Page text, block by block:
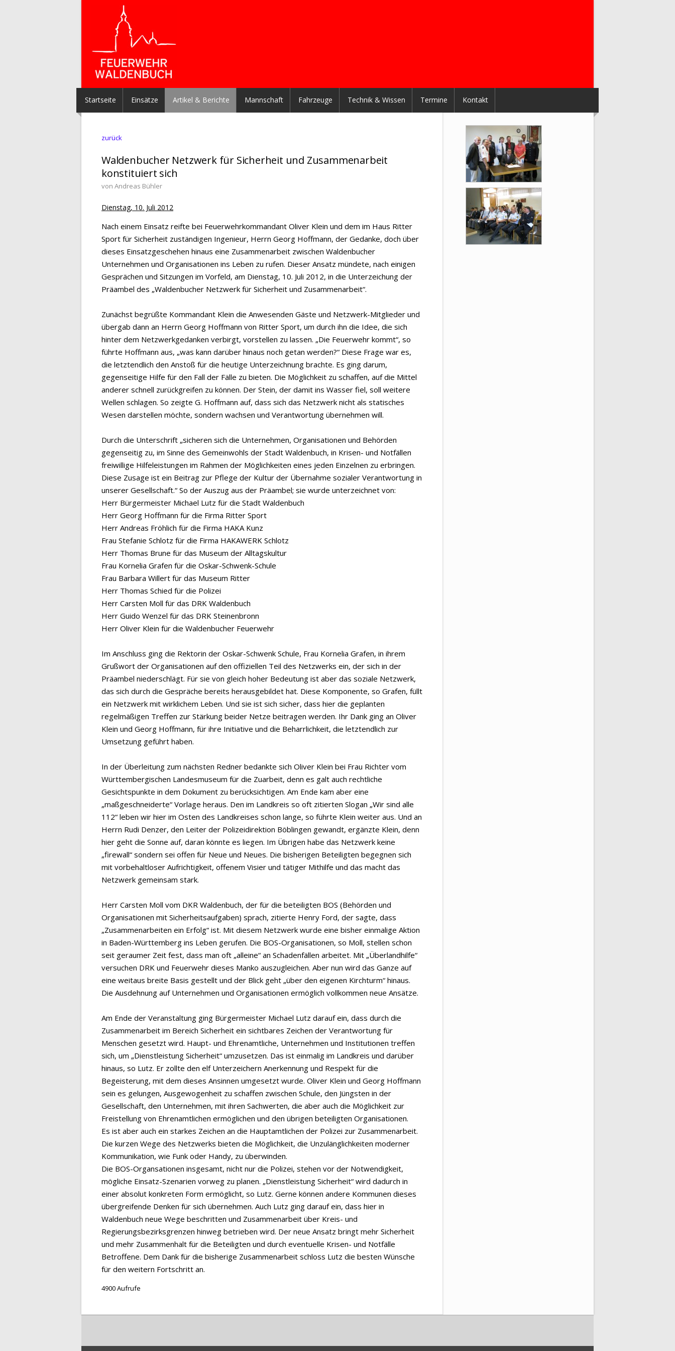
Startseite Einsätze Artikel & Berichte Mannschaft Fahrzeuge Technik & Wissen Termine Kontakt
zurück
Waldenbucher Netzwerk für Sicherheit und Zusammenarbeit
konstituiert sich
von Andreas Bühler
Dienstag, 10. Juli 2012
Nach einem Einsatz reifte bei Feuerwehrkommandant Oliver Klein und dem im Haus Ritter
Sport für Sicherheit zuständigen Ingenieur, Herrn Georg Hoffmann, der Gedanke, doch über
dieses Einsatzgeschehen hinaus eine Zusammenarbeit zwischen Waldenbucher
Unternehmen und Organisationen ins Leben zu rufen. Dieser Ansatz mündete, nach einigen
Gesprächen und Sitzungen im Vorfeld, am Dienstag, 10. Juli 2012, in die Unterzeichung der
Präambel des „Waldenbucher Netzwerk für Sicherheit und Zusammenarbeit“.
Zunächst begrüßte Kommandant Klein die Anwesenden Gäste und Netzwerk-Mitglieder und
übergab dann an Herrn Georg Hoffmann von Ritter Sport, um durch ihn die Idee, die sich
hinter dem Netzwerkgedanken verbirgt, vorstellen zu lassen. „Die Feuerwehr kommt“, so
führte Hoffmann aus, „was kann darüber hinaus noch getan werden?“ Diese Frage war es,
die letztendlich den Anstoß für die heutige Unterzeichnung brachte. Es ging darum,
gegenseitige Hilfe für den Fall der Fälle zu bieten. Die Möglichkeit zu schaffen, auf die Mittel
anderer schnell zurückgreifen zu können. Der Stein, der damit ins Wasser fiel, soll weitere
Wellen schlagen. So zeigte G. Hoffmann auf, dass sich das Netzwerk nicht als statisches
Wesen darstellen möchte, sondern wachsen und Verantwortung übernehmen will.
Durch die Unterschrift „sicheren sich die Unternehmen, Organisationen und Behörden
gegenseitig zu, im Sinne des Gemeinwohls der Stadt Waldenbuch, in Krisen- und Notfällen
freiwillige Hilfeleistungen im Rahmen der Möglichkeiten eines jeden Einzelnen zu erbringen.
Diese Zusage ist ein Beitrag zur Pflege der Kultur der Übernahme sozialer Verantwortung in
unserer Gesellschaft.“ So der Auszug aus der Präambel; sie wurde unterzeichnet von:
Herr Bürgermeister Michael Lutz für die Stadt Waldenbuch
Herr Georg Hoffmann für die Firma Ritter Sport
Herr Andreas Fröhlich für die Firma HAKA Kunz
Frau Stefanie Schlotz für die Firma HAKAWERK Schlotz
Herr Thomas Brune für das Museum der Alltagskultur
Frau Kornelia Grafen für die Oskar-Schwenk-Schule
Frau Barbara Willert für das Museum Ritter
Herr Thomas Schied für die Polizei
Herr Carsten Moll für das DRK Waldenbuch
Herr Guido Wenzel für das DRK Steinenbronn
Herr Oliver Klein für die Waldenbucher Feuerwehr
Im Anschluss ging die Rektorin der Oskar-Schwenk Schule, Frau Kornelia Grafen, in ihrem
Grußwort der Organisationen auf den offiziellen Teil des Netzwerks ein, der sich in der
Präambel niederschlägt. Für sie von gleich hoher Bedeutung ist aber das soziale Netzwerk,
das sich durch die Gespräche bereits herausgebildet hat. Diese Komponente, so Grafen, füllt
ein Netzwerk mit wirklichem Leben. Und sie ist sich sicher, dass hier die geplanten
regelmäßigen Treffen zur Stärkung beider Netze beitragen werden. Ihr Dank ging an Oliver
Klein und Georg Hoffmann, für ihre Initiative und die Beharrlichkeit, die letztendlich zur
Umsetzung geführt haben.
In der Überleitung zum nächsten Redner bedankte sich Oliver Klein bei Frau Richter vom
Württembergischen Landesmuseum für die Zuarbeit, denn es galt auch rechtliche
Gesichtspunkte in dem Dokument zu berücksichtigen. Am Ende kam aber eine
„maßgeschneiderte“ Vorlage heraus. Den im Landkreis so oft zitierten Slogan „Wir sind alle
112“ leben wir hier im Osten des Landkreises schon lange, so führte Klein weiter aus. Und an
Herrn Rudi Denzer, den Leiter der Polizeidirektion Böblingen gewandt, ergänzte Klein, denn
hier geht die Sonne auf, daran könnte es liegen. Im Übrigen habe das Netzwerk keine
„firewall“ sondern sei offen für Neue und Neues. Die bisherigen Beteiligten begegnen sich
mit vorbehaltloser Aufrichtigkeit, offenem Visier und tätiger Mithilfe und das macht das
Netzwerk gemeinsam stark.
Herr Carsten Moll vom DKR Waldenbuch, der für die beteiligten BOS (Behörden und
Organisationen mit Sicherheitsaufgaben) sprach, zitierte Henry Ford, der sagte, dass
„Zusammenarbeiten ein Erfolg“ ist. Mit diesem Netzwerk wurde eine bisher einmalige Aktion
in Baden-Württemberg ins Leben gerufen. Die BOS-Organisationen, so Moll, stellen schon
seit geraumer Zeit fest, dass man oft „alleine“ an Schadenfällen arbeitet. Mit „Überlandhilfe“
versuchen DRK und Feuerwehr dieses Manko auszugleichen. Aber nun wird das Ganze auf
eine weitaus breite Basis gestellt und der Blick geht „über den eigenen Kirchturm“ hinaus.
Die Ausdehnung auf Unternehmen und Organisationen ermöglich vollkommen neue Ansätze.
Am Ende der Veranstaltung ging Bürgermeister Michael Lutz darauf ein, dass durch die
Zusammenarbeit im Bereich Sicherheit ein sichtbares Zeichen der Verantwortung für
Menschen gesetzt wird. Haupt- und Ehrenamtliche, Unternehmen und Institutionen treffen
sich, um „Dienstleistung Sicherheit“ umzusetzen. Das ist einmalig im Landkreis und darüber
hinaus, so Lutz. Er zollte den elf Unterzeichern Anerkennung und Respekt für die
Begeisterung, mit dem dieses Ansinnen umgesetzt wurde. Oliver Klein und Georg Hoffmann
sein es gelungen, Ausgewogenheit zu schaffen zwischen Schule, den Jüngsten in der
Gesellschaft, den Unternehmen, mit ihren Sachwerten, die aber auch die Möglichkeit zur
Freistellung von Ehrenamtlichen ermöglichen und den übrigen beteiligten Organisationen.
Es ist aber auch ein starkes Zeichen an die Hauptamtlichen der Polizei zur Zusammenarbeit.
Die kurzen Wege des Netzwerks bieten die Möglichkeit, die Unzulänglichkeiten moderner
Kommunikation, wie Funk oder Handy, zu überwinden.
Die BOS-Organsationen insgesamt, nicht nur die Polizei, stehen vor der Notwendigkeit,
mögliche Einsatz-Szenarien vorweg zu planen. „Dienstleistung Sicherheit“ wird dadurch in
einer absolut konkreten Form ermöglicht, so Lutz. Gerne können andere Kommunen dieses
übergreifende Denken für sich übernehmen. Auch Lutz ging darauf ein, dass hier in
Waldenbuch neue Wege beschritten und Zusammenarbeit über Kreis- und
Regierungsbezirksgrenzen hinweg betrieben wird. Der neue Ansatz bringt mehr Sicherheit
und mehr Zusammenhalt für die Beteiligten und durch eventuelle Krisen- und Notfälle
Betroffene. Dem Dank für die bisherige Zusammenarbeit schloss Lutz die besten Wünsche
für den weitern Fortschritt an.
4900 Aufrufe